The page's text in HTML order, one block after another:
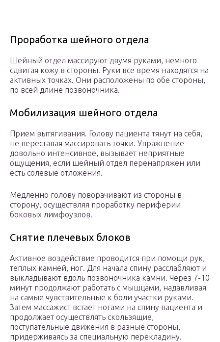
Проработка шейного отдела
Шейный отдел массируют двумя руками, немного
сдвигая кожу в стороны. Руки все время находятся на
активных точках. Они расположены по обе стороны,
по всей длине позвоночника.
Мобилизация шейного отдела
Прием вытягивания. Голову пациента тянут на себя,
не переставая массировать точки. Упражнение
довольно интенсивное, вызывает неприятные
ощущения, если шейный отдел перенапряжен или
есть солевые отложения.
Медленно голову поворачивают из стороны в
сторону, осуществляя проработку периферии
боковых лимфоузлов.
Снятие плечевых блоков
Активное воздействие проводится при помощи рук,
теплых камней, ног. Для начала спину расслабляют и
выкладывают вдоль позвоночника камни. Через 7-10
минут продолжают работать с мышцами, надавливая
на самые чувствительные к боли участки руками.
Затем массажист встает ногами на спину пациента и
продолжает осуществлять скользящие,
поступательные движения в разные стороны,
придерживаясь за специальную перекладину.